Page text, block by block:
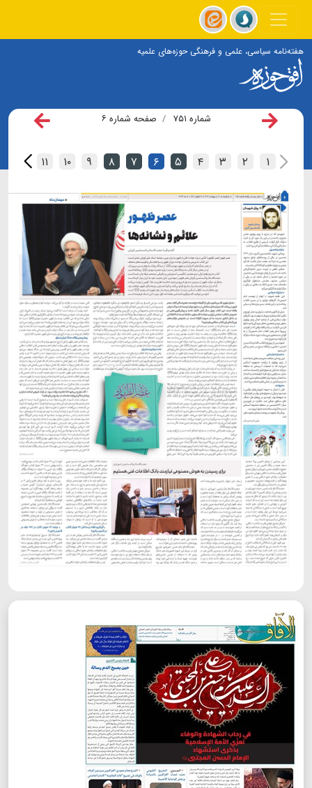
هفته‌نامه سیاسی، علمی و فرهنگی حوزه‌های علمیه
شماره ۷۵۱ صفحه شماره ۶
۱ ۲ ۳ ۴ ۵ ۶ ۷ ۸ ۹ ۱۰ ۱۱ ۱۲